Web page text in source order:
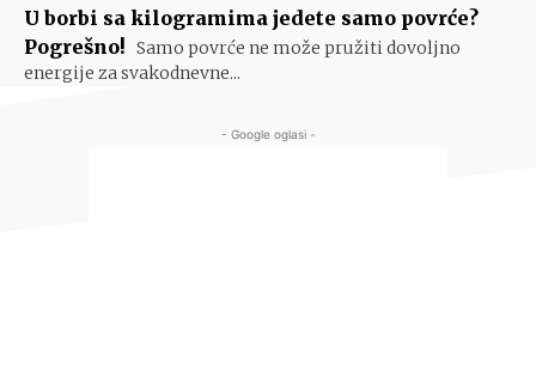
U borbi sa kilogramima jedete samo povrće?
Pogrešno! Samo povrće ne može pružiti dovoljno
energije za svakodnevne...
- Google oglasi -